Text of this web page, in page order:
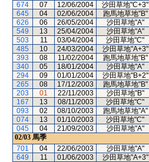
674
07 12/06/2004 沙田草地"C+3"
645
04 02/06/2004 跑馬地草地"B"
626
06 26/05/2004 沙田草地"A"
549
13 25/04/2004 沙田草地"A"
503
11 03/04/2004 沙田草地"C"
485
10 24/03/2004 沙田草地"A+3"
393
08 11/02/2004 跑馬地草地"B"
340
05 18/01/2004 沙田草地"A"
294
09 01/01/2004 沙田草地"B+2"
265
08 17/12/2003 跑馬地草地"B"
203
01 22/11/2003 沙田草地"B"
167
13 08/11/2003 沙田草地"C"
093
02 08/10/2003 跑馬地草地"A"
074
13 01/10/2003 沙田草地"C"
045
04 21/09/2003 沙田草地"A"
02/03 馬季
701
04 22/06/2003 沙田草地"A"
649
11 01/06/2003 沙田草地"A+3"